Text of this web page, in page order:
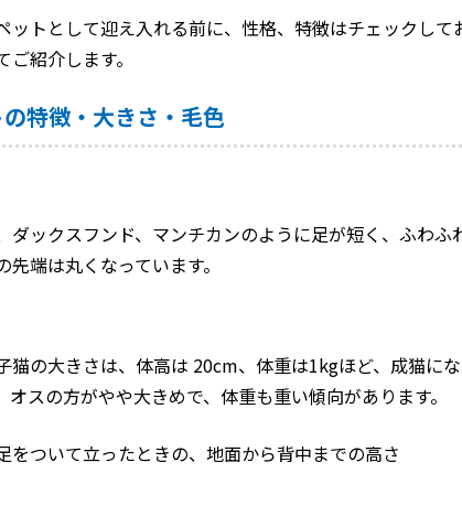
ットとして迎え入れる前に、性格、特徴はチェックし
紹介します。
特徴・大きさ・毛色
ダックスフンド、マンチカンのように足が短く、ふわ
先端は丸くなっています。
猫の大きさは、体高は 20cm、体重は1kgほど、成猫に
オスの方がやや大きめで、体重も重い傾向があります。
ついて立ったときの、地面から背中までの高さ